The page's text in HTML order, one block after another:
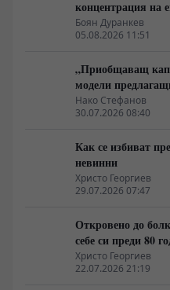
концентрация на
на най-богатия
Боян Дуранкев
05.08.2026 11:51
„Приобщаващ
модели
неолиберализма
Нако Стефанов
30.07.2026 08:40
Как се избиват
невинни
Христо Георгиев
29.07.2026 07:47
Откровено до
себе си преди 80
Христо Георгиев
22.07.2026 21:19